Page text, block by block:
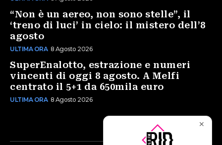
“Non è un aereo, non sono stelle”, il
‘treno di luci’ in cielo: il mistero dell’8
agosto
ULTIMA ORA 8 Agosto 2026
SuperEnalotto, estrazione e numeri
vincenti di oggi 8 agosto. A Melfi
centrato il 5+1 da 650mila euro
ULTIMA ORA 8 Agosto 2026
✕